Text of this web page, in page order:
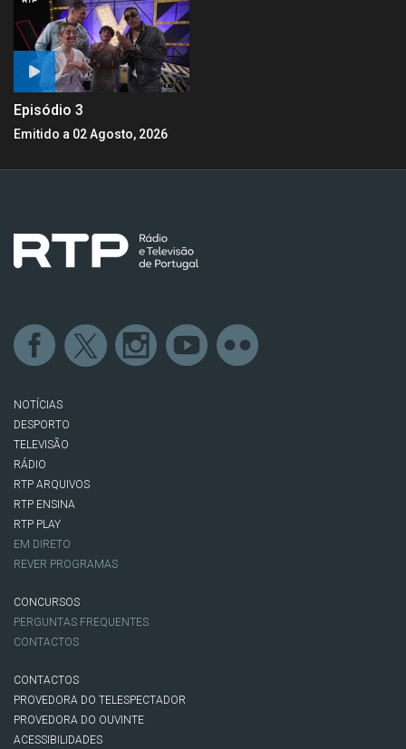
Episódio 3
Emitido a 02 Agosto, 2026
NOTÍCIAS
DESPORTO
TELEVISÃO
RÁDIO
RTP ARQUIVOS
RTP ENSINA
RTP PLAY
EM DIRETO
REVER PROGRAMAS
CONCURSOS
PERGUNTAS FREQUENTES
CONTACTOS
CONTACTOS
PROVEDORA DO TELESPECTADOR
PROVEDORA DO OUVINTE
ACESSIBILIDADES